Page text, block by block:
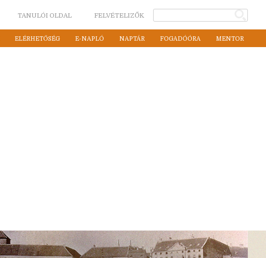
TANULÓI OLDAL FELVÉTELIZŐK
ELÉRHETŐSÉG E-NAPLÓ NAPTÁR FOGADÓÓRA MENTOR